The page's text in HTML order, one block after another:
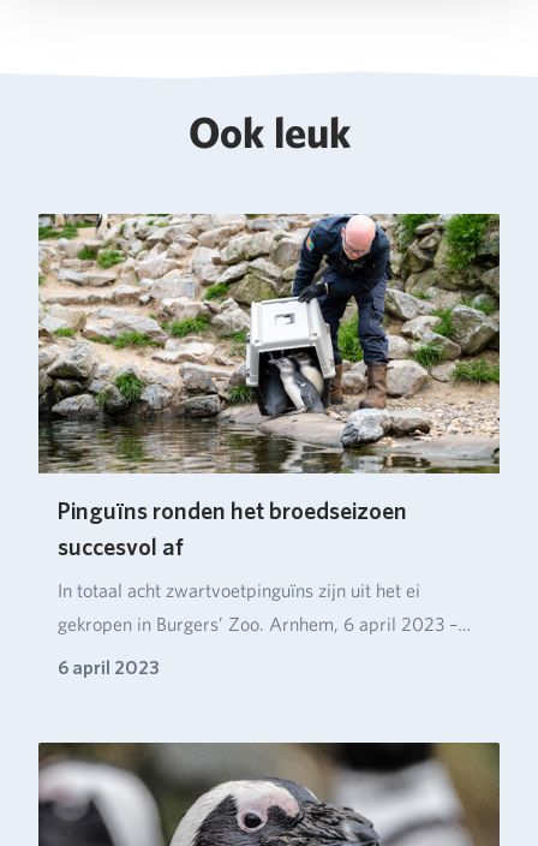
Ook leuk
Pinguïns ronden het broedseizoen
succesvol af
In totaal acht zwartvoetpinguïns zijn uit het ei
gekropen in Burgers’ Zoo. Arnhem, 6 april 2023 –
Wa…
6 april 2023